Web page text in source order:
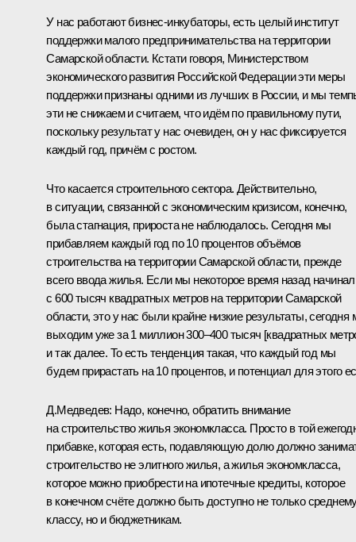
У нас работают бизнес-инкубаторы, есть целый институт
поддержки малого предпринимательства на территории
Самарской области. Кстати говоря, Министерством
экономического развития Российской Федерации эти меры
поддержки признаны одними из лучших в России, и мы
эти не снижаем и считаем, что идём по правильному пути,
поскольку результат у нас очевиден, он у нас фиксируется
каждый год, причём с ростом.
Что касается строительного сектора. Действительно,
в ситуации, связанной с экономическим кризисом, конечно,
была стагнация, прироста не наблюдалось. Сегодня мы
прибавляем каждый год по 10 процентов объёмов
строительства на территории Самарской области, прежде
всего ввода жилья. Если мы некоторое время назад
с 600 тысяч квадратных метров на территории Самарской
области, это у нас были крайне низкие результаты, сегодня
выходим уже за 1 миллион 300–400 тысяч [квадратных
и так далее. То есть тенденция такая, что каждый год мы
будем прирастать на 10 процентов, и потенциал для этого
Д.Медведев: Надо, конечно, обратить внимание
на строительство жилья экономкласса. Просто в той
прибавке, которая есть, подавляющую долю должно
строительство не элитного жилья, а жилья экономкласса,
которое можно приобрести на ипотечные кредиты, которое
в конечном счёте должно быть доступно не только
классу, но и бюджетникам.